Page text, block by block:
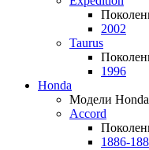
2002
Taurus
1996
Honda
Модели Honda
Accord
1886-